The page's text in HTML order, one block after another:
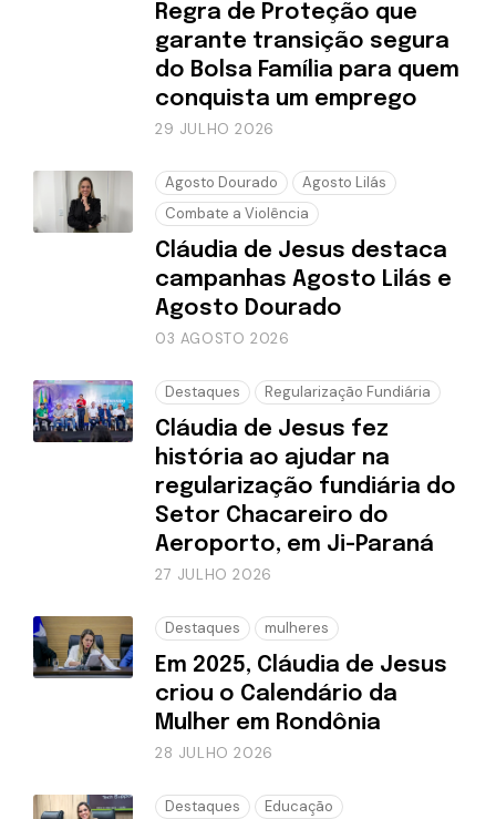
Regra de Proteção que
garante transição segura
do Bolsa Família para quem
conquista um emprego
29 JULHO 2026
Agosto Dourado
Agosto Lilás
Combate a Violência
Cláudia de Jesus destaca
campanhas Agosto Lilás e
Agosto Dourado
03 AGOSTO 2026
Destaques Regularização Fundiária
Cláudia de Jesus fez
história ao ajudar na
regularização fundiária do
Setor Chacareiro do
Aeroporto, em Ji-Paraná
27 JULHO 2026
Destaques mulheres
Em 2025, Cláudia de Jesus
criou o Calendário da
Mulher em Rondônia
28 JULHO 2026
Destaques Educação